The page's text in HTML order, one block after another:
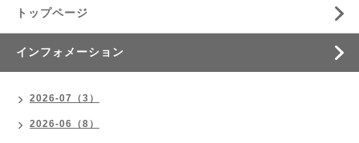
トップページ
インフォメーション
2026-07（3）
2026-06（8）